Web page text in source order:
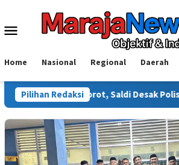
konten
Menu
Home Nasional Regional Daerah
Pilihan Redaksi
Disorot, Saldi Desak Polisi Usut Tuntas